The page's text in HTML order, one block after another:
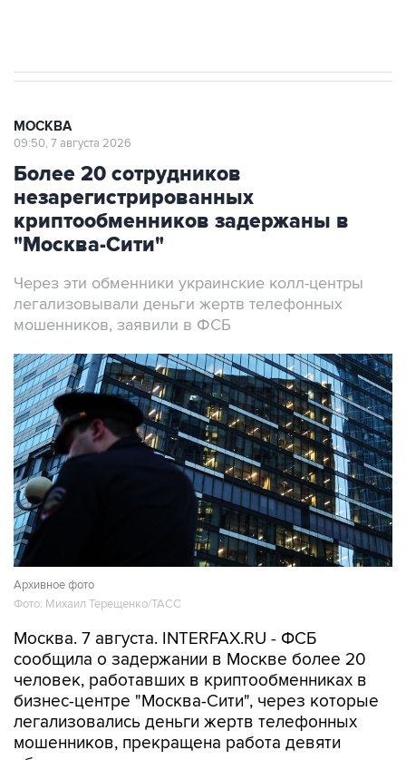
МОСКВА
09:50, 7 августа 2026
Более 20 сотрудников
незарегистрированных
криптообменников задержаны в
"Москва-Сити"
Через эти обменники украинские колл-центры
легализовывали деньги жертв телефонных
мошенников, заявили в ФСБ
Архивное фото
Фото: Михаил Терещенко/ТАСС
Москва. 7 августа. INTERFAX.RU - ФСБ
сообщила о задержании в Москве более 20
человек, работавших в криптообменниках в
бизнес-центре "Москва-Сити", через которые
легализовались деньги жертв телефонных
мошенников, прекращена работа девяти